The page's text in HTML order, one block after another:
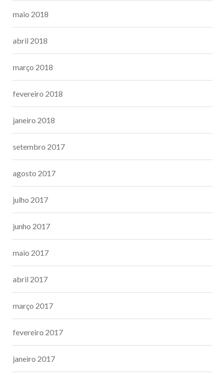
maio 2018
abril 2018
março 2018
fevereiro 2018
janeiro 2018
setembro 2017
agosto 2017
julho 2017
junho 2017
maio 2017
abril 2017
março 2017
fevereiro 2017
janeiro 2017